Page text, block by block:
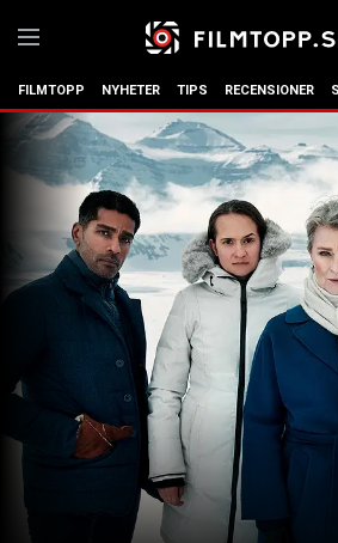
FILMTOPP NYHETER TIPS RECENSIONER